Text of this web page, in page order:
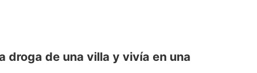
droga de una villa y vivía en una